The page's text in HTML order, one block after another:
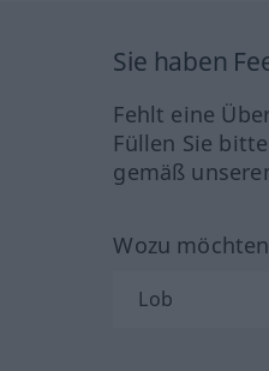
Sie haben
Fehlt eine
Füllen Sie
gemäß
Wozu